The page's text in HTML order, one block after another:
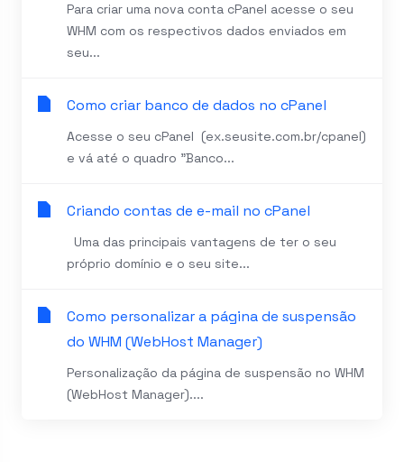
Para criar uma nova conta cPanel acesse o seu
WHM com os respectivos dados enviados em
seu...
Como criar banco de dados no cPanel
Acesse o seu cPanel (ex.seusite.com.br/cpanel)
e vá até o quadro ”Banco...
Criando contas de e-mail no cPanel
Uma das principais vantagens de ter o seu
próprio domínio e o seu site...
Como personalizar a página de suspensão
do WHM (WebHost Manager)
Personalização da página de suspensão no WHM
(WebHost Manager)....